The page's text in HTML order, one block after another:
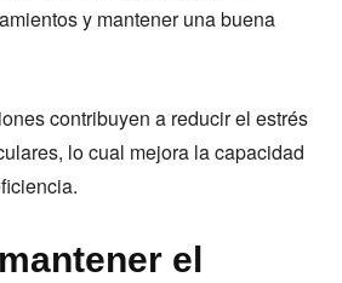
y mantener una buena
contribuyen a reducir el estrés
lo cual mejora la capacidad
el